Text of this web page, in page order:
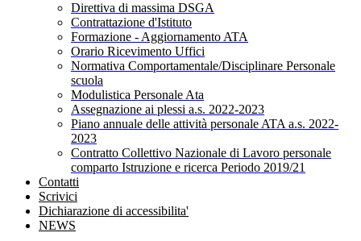
Direttiva di massima DSGA
Contrattazione d'Istituto
Formazione - Aggiornamento ATA
Orario Ricevimento Uffici
Normativa Comportamentale/Disciplinare Personale
scuola
Modulistica Personale Ata
Assegnazione ai plessi a.s. 2022-2023
Piano annuale delle attività personale ATA a.s. 2022-
2023
Contratto Collettivo Nazionale di Lavoro personale
comparto Istruzione e ricerca Periodo 2019/21
Contatti
Scrivici
Dichiarazione di accessibilita'
NEWS